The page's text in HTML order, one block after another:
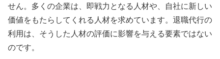
せん。多くの企業は、即戦力となる人材や、自社に新しい
価値をもたらしてくれる人材を求めています。退職代行の
利用は、そうした人材の評価に影響を与える要素ではない
のです。